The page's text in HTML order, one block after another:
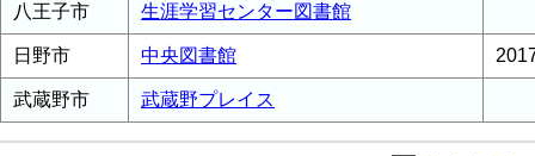
八王子市 生涯学習センター図書館
日野市 中央図書館
武蔵野市 武蔵野プレイス